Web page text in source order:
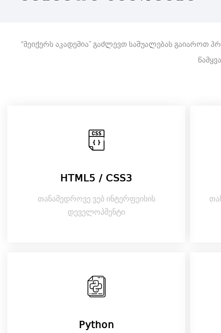
“მეიქერს აკადემია” გაძლევთ საშუალებას გაიაროთ
HTML5 / CSS3
თანამედროვე ვებ ინტერფეისის
დეველოპმენტი
Python